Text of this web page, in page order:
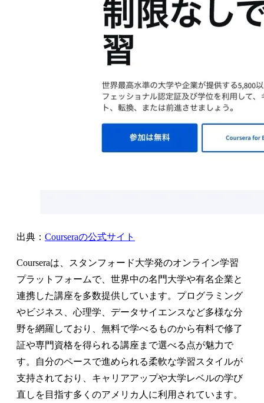
出典： Courseraの公式サイト
Courseraは、スタンフォード大学発のオンライン学習
プラットフォームで、世界中の名門大学や有名企業と
連携した講座を多数提供しています。プログラミング
やビジネス、心理学、データサイエンスなど多様な分
野を網羅しており、無料で学べるものから有料で修了
証や専門資格を得られる講座まで選べる点が魅力で
す。自分のペースで進められる柔軟な学習スタイルが
支持されており、キャリアアップや大学レベルの学び
直しを目指す多くのアメリカ人に利用されています。